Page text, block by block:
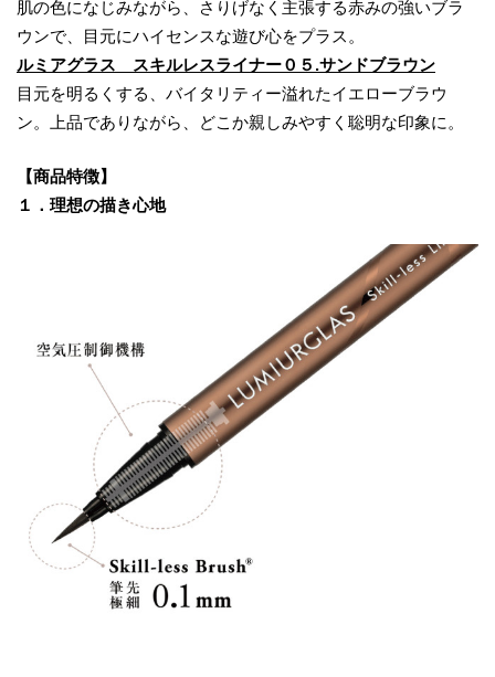
肌の色になじみながら、さりげなく主張する赤みの強いブラ
ウンで、目元にハイセンスな遊び心をプラス。
ルミアグラス スキルレスライナー０５.サンドブラウン
目元を明るくする、バイタリティー溢れたイエローブラウ
ン。上品でありながら、どこか親しみやすく聡明な印象に。
【商品特徴】
１．理想の描き心地